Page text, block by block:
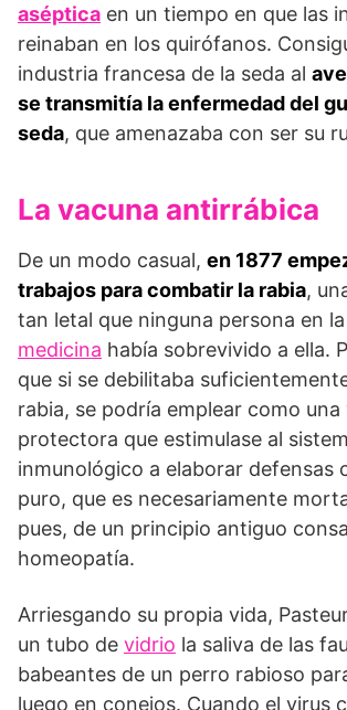
aséptica en un tiempo en que las
reinaban en los quirófanos.
industria francesa de la seda al
se transmitía la enfermedad del
seda, que amenazaba con ser su
La vacuna antirrábica
De un modo casual, en 1877
trabajos para combatir la rabia,
tan letal que ninguna persona en la
medicina había sobrevivido a ella.
que si se debilitaba
rabia, se podría emplear como una
protectora que estimulase al
inmunológico a elaborar de­fensas
puro, que es necesariamente
pues, de un principio antiguo
homeopatía.
Arriesgando su propia vida,
un tubo de vidrio la saliva de las
babeantes de un perro rabioso
luego en conejos. Cuando el virus